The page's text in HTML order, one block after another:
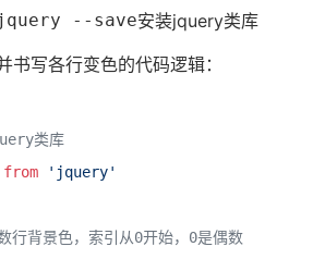
--save安装jquery类库
书写各行变色的代码逻辑：
类库
from 'jquery'
背景色，索引从0开始，0是偶数